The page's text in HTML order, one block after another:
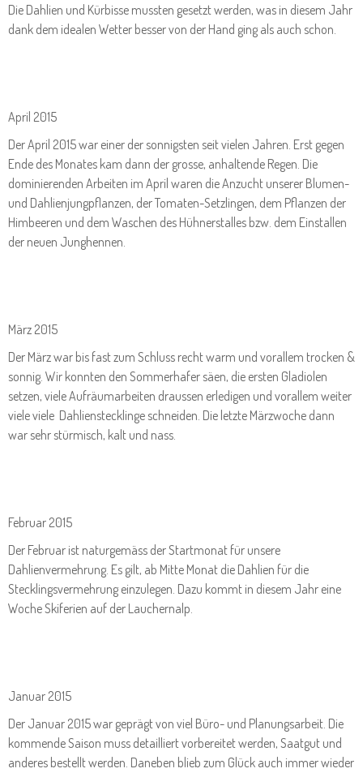
Die Dahlien und Kürbisse mussten gesetzt werden, was in diesem Jahr
dank dem idealen Wetter besser von der Hand ging als auch schon.
April 2015
Der April 2015 war einer der sonnigsten seit vielen Jahren. Erst gegen
Ende des Monates kam dann der grosse, anhaltende Regen. Die
dominierenden Arbeiten im April waren die Anzucht unserer Blumen-
und Dahlienjungpflanzen, der Tomaten-Setzlingen, dem Pflanzen der
Himbeeren und dem Waschen des Hühnerstalles bzw. dem Einstallen
der neuen Junghennen.
März 2015
Der März war bis fast zum Schluss recht warm und vorallem trocken &
sonnig. Wir konnten den Sommerhafer säen, die ersten Gladiolen
setzen, viele Aufräumarbeiten draussen erledigen und vorallem weiter
viele viele Dahlienstecklinge schneiden. Die letzte Märzwoche dann
war sehr stürmisch, kalt und nass.
Februar 2015
Der Februar ist naturgemäss der Startmonat für unsere
Dahlienvermehrung. Es gilt, ab Mitte Monat die Dahlien für die
Stecklingsvermehrung einzulegen. Dazu kommt in diesem Jahr eine
Woche Skiferien auf der Lauchernalp.
Januar 2015
Der Januar 2015 war geprägt von viel Büro- und Planungsarbeit. Die
kommende Saison muss detailliert vorbereitet werden, Saatgut und
anderes bestellt werden. Daneben blieb zum Glück auch immer wieder